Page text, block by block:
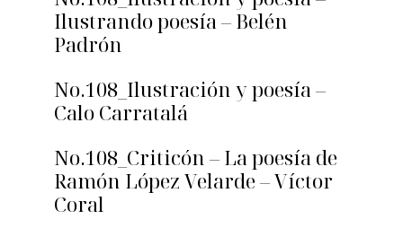
Ilustrando poesía – Belén
Padrón
No.108_Ilustración y poesía –
Calo Carratalá
No.108_Criticón – La poesía de
Ramón López Velarde – Víctor
Coral